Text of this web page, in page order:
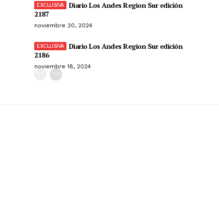
Diario Los Andes Region Sur edición
2187
noviembre 20, 2024
Diario Los Andes Region Sur edición
2186
noviembre 18, 2024